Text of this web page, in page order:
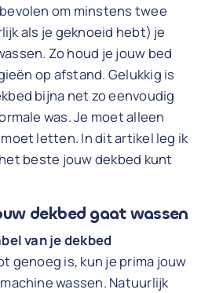
om minstens twee
als je geknoeid hebt) je
Zo houd je jouw bed
op afstand. Gelukkig is
bijna net zo eenvoudig
was. Je moet alleen
letten. In dit artikel leg ik
beste jouw dekbed kunt
dekbed gaat wassen
van je dekbed
genoeg is, kun je prima jouw
wassen. Natuurlijk